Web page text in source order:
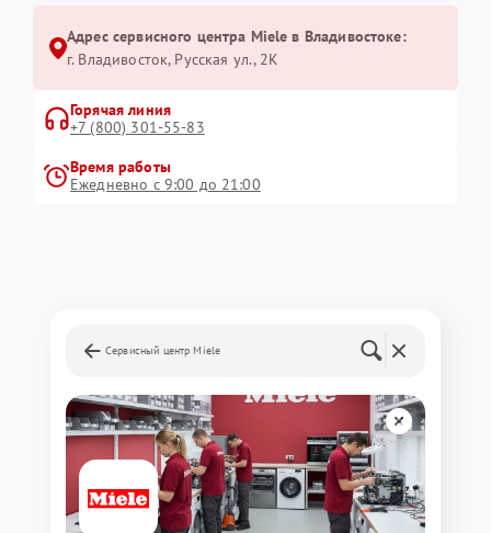
Адрес сервисного центра Miele в Владивостоке:
г. Владивосток, Русская ул., 2К
Горячая линия
+7 (800) 301-55-83
Время работы
Ежедневно с 9:00 до 21:00
Сервисный центр Miele